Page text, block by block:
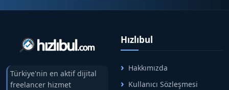
Türkiye'nin en aktif dijital
freelancer hizmet
Hızlıbul
Hakkımızda
Kullanıcı Sözleşmesi